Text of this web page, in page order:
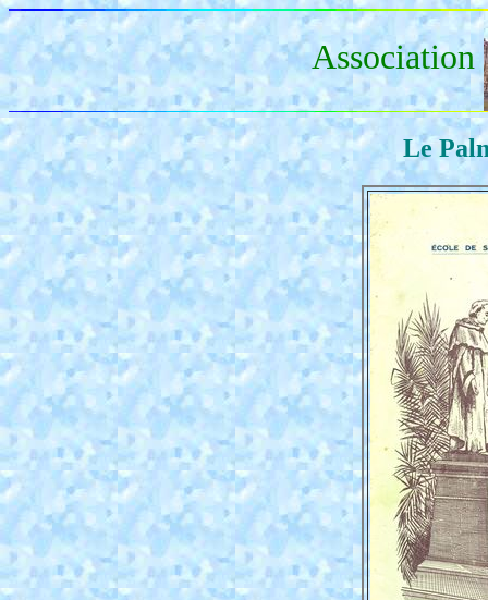
Association
Le